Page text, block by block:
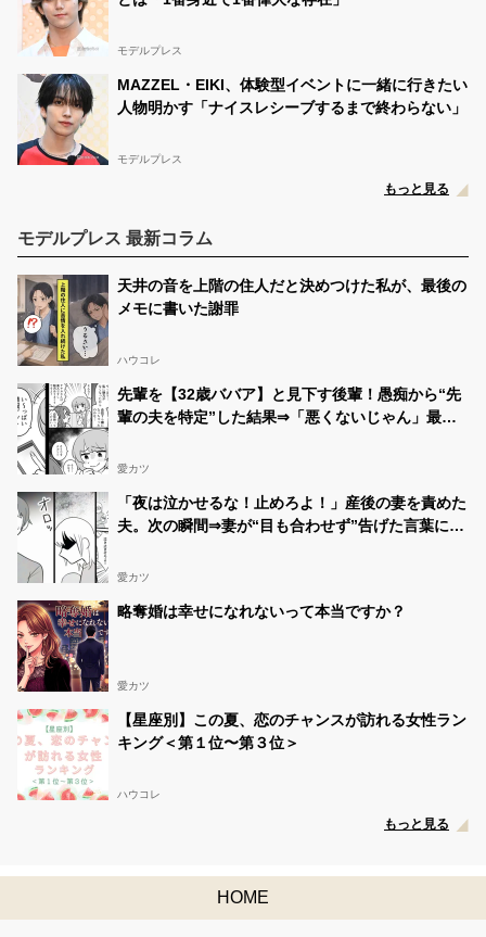
モデルプレス
MAZZEL・EIKI、体験型イベントに一緒に行きたい
人物明かす「ナイスレシーブするまで終わらない」
モデルプレス
もっと見る
モデルプレス 最新コラム
天井の音を上階の住人だと決めつけた私が、最後の
メモに書いた謝罪
ハウコレ
先輩を【32歳ババア】と見下す後輩！愚痴から“先
輩の夫を特定”した結果⇒「悪くないじゃん」最悪
愛カツ
「夜は泣かせるな！止めろよ！」産後の妻を責めた
夫。次の瞬間⇒妻が“目も合わせず”告げた言葉に…
愛カツ
略奪婚は幸せになれないって本当ですか？
愛カツ
【星座別】この夏、恋のチャンスが訪れる女性ラン
キング＜第１位〜第３位＞
ハウコレ
もっと見る
HOME